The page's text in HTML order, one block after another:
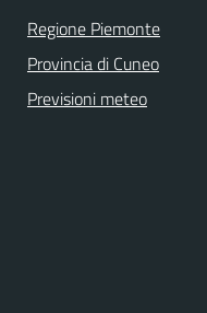
Regione Piemonte
Provincia di Cuneo
Previsioni meteo